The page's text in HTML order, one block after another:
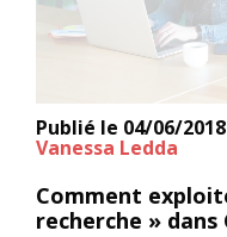
Publié le 04/06/2018
Vanessa Ledda
Comment
recherche » dans